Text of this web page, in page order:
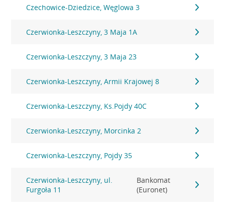
Czechowice-Dziedzice, Węglowa 3
Czerwionka-Leszczyny, 3 Maja 1A
Czerwionka-Leszczyny, 3 Maja 23
Czerwionka-Leszczyny, Armii Krajowej 8
Czerwionka-Leszczyny, Ks.Pojdy 40C
Czerwionka-Leszczyny, Morcinka 2
Czerwionka-Leszczyny, Pojdy 35
Czerwionka-Leszczyny, ul.
Furgoła 11
Bankomat
(Euronet)